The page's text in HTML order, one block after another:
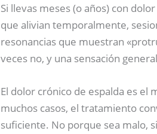
Si llevas meses (o años) con
que alivian temporalmente,
resonancias que muestran
veces no, y una sensación
El dolor crónico de espalda es el
muchos casos, el tratamiento
suficiente. No porque sea malo,